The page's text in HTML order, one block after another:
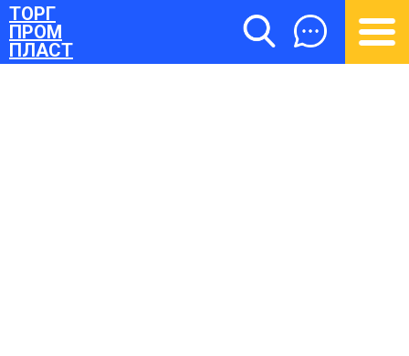
ТОРГ
ПРОМ
ПЛАСТ